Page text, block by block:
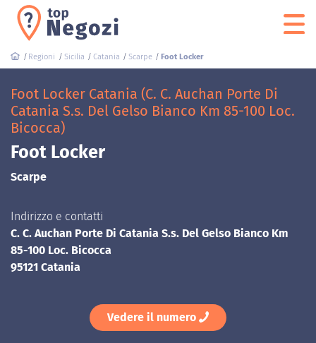
Regioni Sicilia Catania Scarpe Foot Locker
Foot Locker Catania (C. C. Auchan Porte Di
Catania S.s. Del Gelso Bianco Km 85-100 Loc.
Bicocca)
Foot Locker
Scarpe
Indirizzo e contatti
C. C. Auchan Porte Di Catania S.s. Del Gelso Bianco Km
85-100 Loc. Bicocca
95121 Catania
Vedere il numero